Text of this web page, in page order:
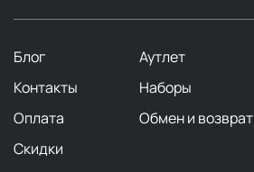
Блог Аутлет
Контакты
Наборы
Оплата
Обмен и возврат
Скидки